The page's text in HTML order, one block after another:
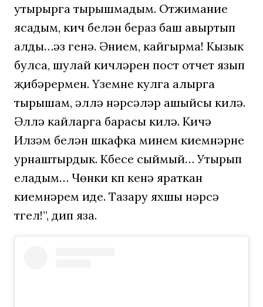
утырырга тырышмадым. Отжимание
ясадым, кич белән бераз баш авыртып
алды…әз генә. Әнием, кайгырма! Кызык
булса, шулай кичләрен пост отчет язып
җибәрермен. Үземне кулга алырга
тырышам, әллә нәрсәләр ашыйсы килә.
Әллә кайларга барасы килә. Кичә
Илүзәм белән шкафка минем киемнәрне
урнаштырдык. Күбесе сыймый… Утырып
еладым… Чөнки күп кенә яраткан
киемнәрем иде. Тазару яхшы нәрсә
түгел!”, дип яза.